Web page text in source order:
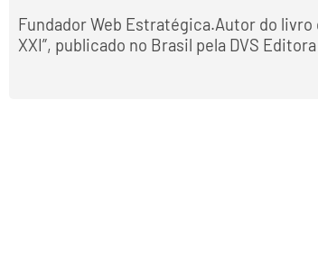
Fundador Web Estratégica.Autor do
XXI”, publicado no Brasil pela DVS